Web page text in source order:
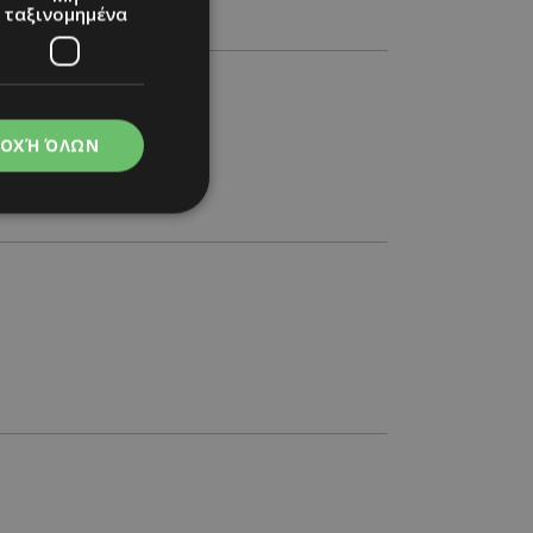
ταξινομημένα
ΌΛΩΝ
και τη
cookies.
στον χρήστη